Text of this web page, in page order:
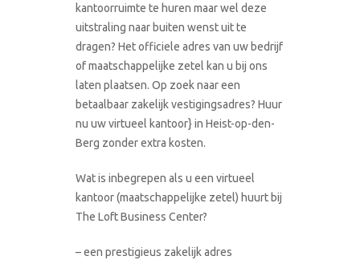
kantoorruimte te huren maar wel deze
uitstraling naar buiten wenst uit te
dragen? Het officiele adres van uw bedrijf
of maatschappelijke zetel kan u bij ons
laten plaatsen. Op zoek naar een
betaalbaar zakelijk vestigingsadres? Huur
nu uw virtueel kantoor} in Heist-op-den-
Berg zonder extra kosten.
Wat is inbegrepen als u een virtueel
kantoor (maatschappelijke zetel) huurt bij
The Loft Business Center?
– een prestigieus zakelijk adres